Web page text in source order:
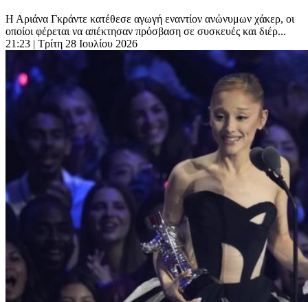
Η Αριάνα Γκράντε κατέθεσε αγωγή εναντίον ανώνυμων χάκερ, οι
οποίοι φέρεται να απέκτησαν πρόσβαση σε συσκευές και διέρ...
21:23 | Τρίτη 28 Ιουλίου 2026